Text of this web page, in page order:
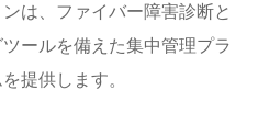
は、ファイバー障害診断と
ールを備えた集中管理プラ
提供します。